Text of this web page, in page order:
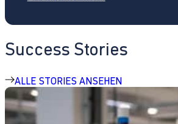
Success Stories
ALLE STORIES ANSEHEN